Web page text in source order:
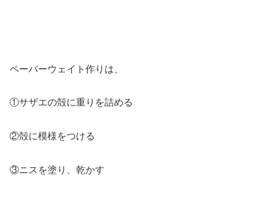
ペーパーウェイト作りは、
①サザエの殻に重りを詰める
②殻に模様をつける
③ニスを塗り、乾かす